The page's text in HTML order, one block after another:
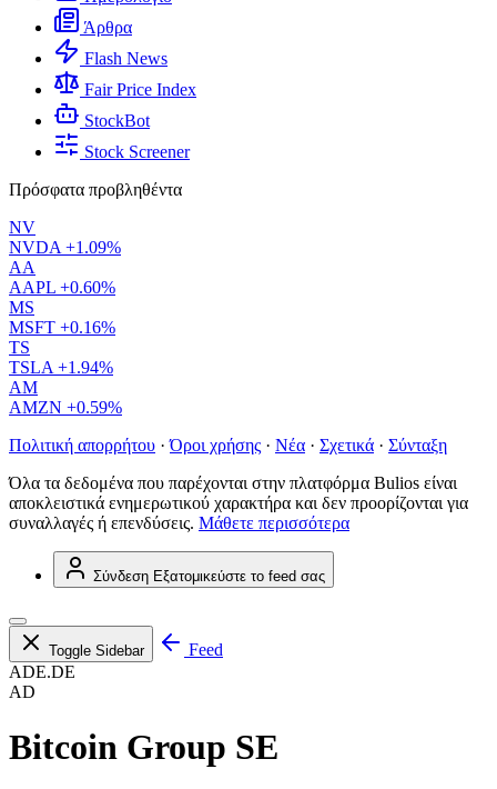
Άρθρα
Flash News
Fair Price Index
StockBot
Stock Screener
Πρόσφατα προβληθέντα
NV
NVDA +1.09%
AA
AAPL +0.60%
MS
MSFT +0.16%
TS
TSLA +1.94%
AM
AMZN +0.59%
Πολιτική απορρήτου · Όροι χρήσης · Νέα · Σχετικά · Σύνταξη
Όλα τα δεδομένα που παρέχονται στην πλατφόρμα Bulios είναι
αποκλειστικά ενημερωτικού χαρακτήρα και δεν προορίζονται για
συναλλαγές ή επενδύσεις. Μάθετε περισσότερα
Σύνδεση Εξατομικεύστε το feed σας
Toggle Sidebar
Feed
ADE.DE
AD
Bitcoin Group SE